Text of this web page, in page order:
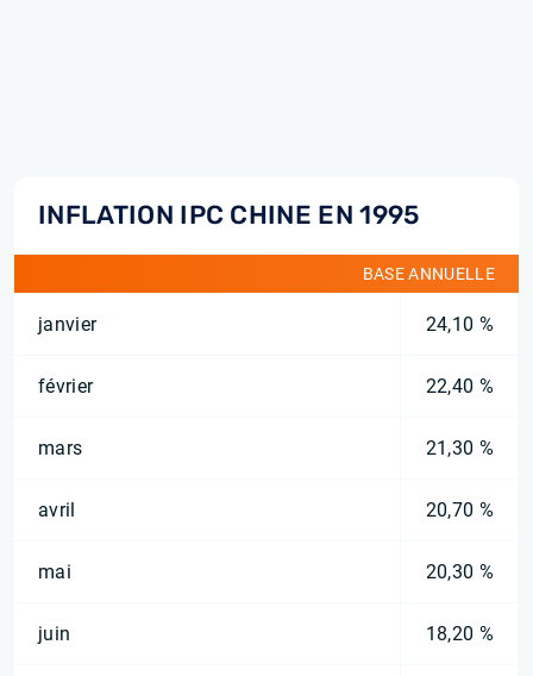
INFLATION IPC CHINE EN 1995
BASE ANNUELLE
janvier 24,10 %
février 22,40 %
mars 21,30 %
avril 20,70 %
mai 20,30 %
juin 18,20 %